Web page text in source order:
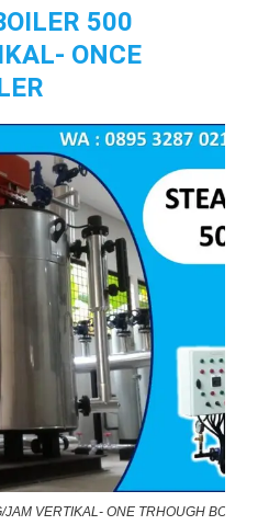
500
ONCE
VERTIKAL- ONE TRHOUGH BOILER